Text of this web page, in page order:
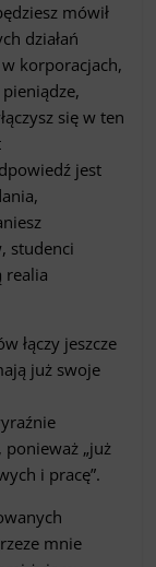
mówił
działań
korporacjach,
się w ten
jest
studenci
realia
łączy jeszcze
już swoje
„już
i pracę”.
mnie